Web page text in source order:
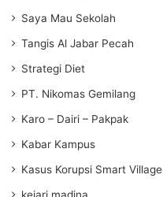
Saya Mau Sekolah
Tangis Al Jabar Pecah
Strategi Diet
PT. Nikomas Gemilang
Karo – Dairi – Pakpak
Kabar Kampus
Kasus Korupsi Smart Village
kejari madina